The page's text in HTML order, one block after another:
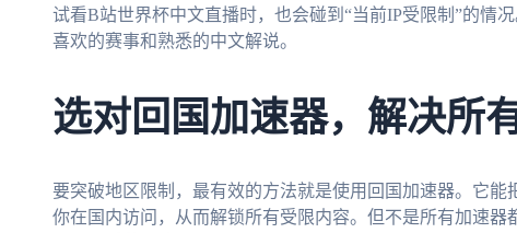
试看B站世界杯中文直播时，也会碰到“当前IP受限制”的情
喜欢的赛事和熟悉的中文解说。
选对回国加速器，解决所
要突破地区限制，最有效的方法就是使用回国加速器。它能
你在国内访问，从而解锁所有受限内容。但不是所有加速